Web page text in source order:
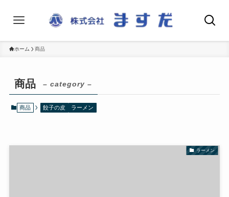
ホーム 商品
商品 – category –
商品 餃子の皮 ラーメン
ラーメン